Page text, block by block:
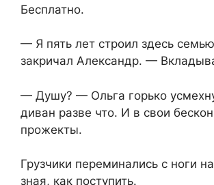
Бесплатно.
— Я пять лет строил здесь
закричал Александр. —
— Душу? — Ольга горько
диван разве что. И в свои
прожекты.
Грузчики переминались с ноги
зная, как поступить.